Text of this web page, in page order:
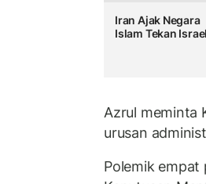
Iran Ajak Negara
Islam Tekan Israel
Azrul meminta
urusan
Polemik empat